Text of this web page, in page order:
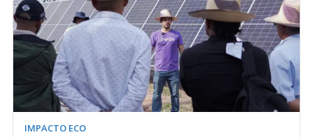
IMPACTO ECO